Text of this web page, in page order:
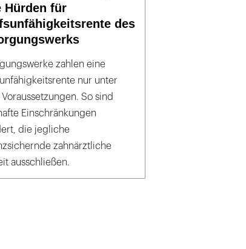
Hürden für
des
zahlen eine
nur unter
So sind
Einschränkungen
die jegliche
zahnärztliche
ausschließen.